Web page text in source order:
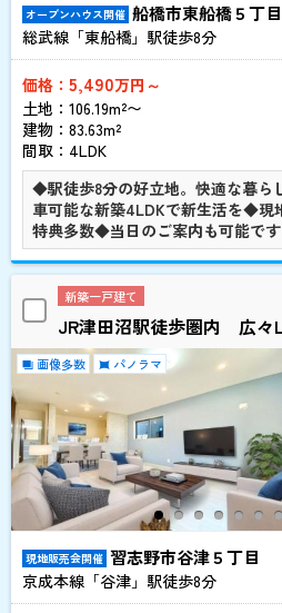
オープンハウス開催 船橋市東船橋５丁目
総武線「東船橋」駅徒歩8分
価格： 5,490万円～
土地：106.19m²〜
建物：83.63m²
間取：4LDK
◆駅徒歩8分の好立地。快適な暮ら
車可能な新築4LDKで新生活を◆現
特典多数◆当日のご案内も可能です
新築一戸建て
JR津田沼駅徒歩圏内 広
画像多数 パノラマ
現地販売会開催 習志野市谷津５丁目
京成本線「谷津」駅徒歩8分